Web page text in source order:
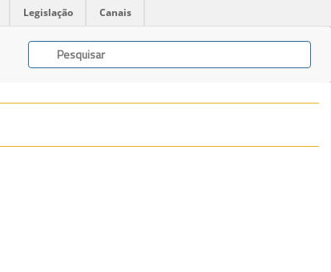
Legislação Canais